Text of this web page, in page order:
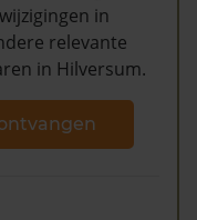
in
relevante
in Hilversum.